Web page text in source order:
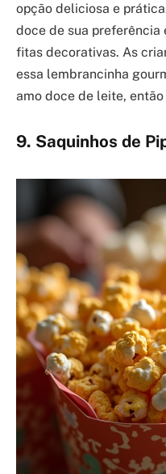
opção deliciosa e
doce de sua preferência
fitas decorativas. As
essa lembrancinha
amo doce de leite,
9. Saquinhos de